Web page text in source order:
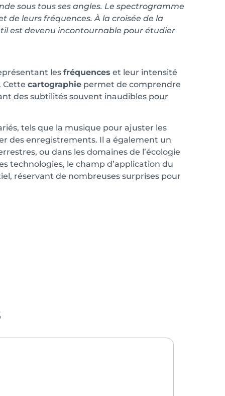
sous tous ses angles. Le spectrogramme
de leurs fréquences. À la croisée de la
est devenu incontournable pour étudier
les fréquences et leur intensité
Cette cartographie permet de comprendre
des subtilités souvent inaudibles pour
tels que la musique pour ajuster les
des enregistrements. Il a également un
ou dans les domaines de l’écologie
technologies, le champ d’application du
réservant de nombreuses surprises pour